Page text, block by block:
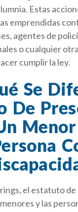
Estas
emprendidas
agentes de
o cualquier
cumplir la ley.
Se
De
el estatuto
y las